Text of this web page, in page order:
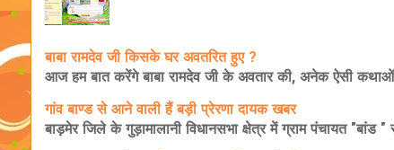
बाबा रामदेव जी किसके घर अवतरित हुए ?
आज हम बात करेंगे बाबा रामदेव जी के अवतार की, अनेक ऐसी
गांव बाण्ड से आने वाली हैं बड़ी प्रेरणा दायक खबर
बाड़मेर जिले के गुड़ामालानी विधानसभा क्षेत्र में ग्राम पंचायत